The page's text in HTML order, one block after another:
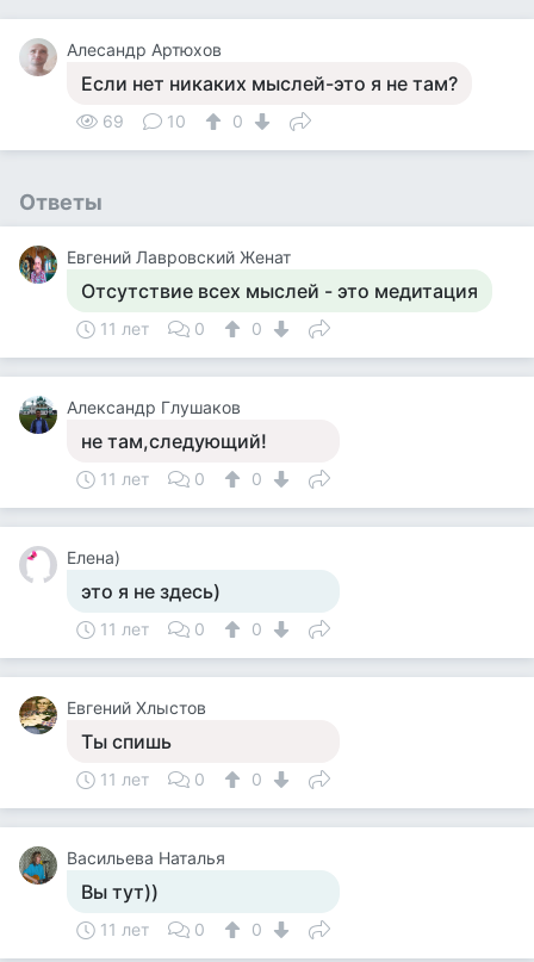
Алесандр Артюхов
Если нет никаких мыслей-это я не там?
69 10 0
Ответы
Евгений Лавровский Женат
Отсутствие всех мыслей - это медитация
11 лет 0 0
Александр Глушаков
не там,следующий!
11 лет 0 0
Елена)
это я не здесь)
11 лет 0 0
Евгений Хлыстов
Ты спишь
11 лет 0 0
Васильева Наталья
Вы тут))
11 лет 0 0